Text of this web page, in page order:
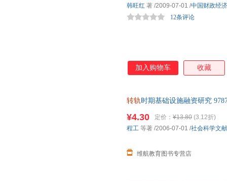
12条评论
韩旺红 著 /2009-07-01 /中国财政经
加入购物车 收藏
转轨时期基础设施融资研究
¥4.30 定价： ¥13.80 (3.12折)
维航教育图书专营店
程工 等著 /2006-07-01 /社会科学文